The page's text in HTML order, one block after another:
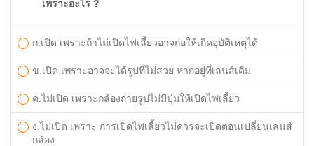
เพราะอะไร ?
ก.เปิด เพราะถ้าไม่เปิดไฟเลี้ยวอาจก่อให้เกิดอุบัติเหตุได้
ข.เปิด เพราะอาจจะได้รูปที่ไม่สวย หากอยู่ที่เลนส์เดิม
ค.ไม่เปิด เพราะกล้องถ่ายรูปไม่มีปุ่มให้เปิดไฟเลี้ยว
ง.ไม่เปิด เพราะ การเปิดไฟเลี้ยวไม่ควรจะเปิดตอนเปลี่ยนเลนส์
กล้อง